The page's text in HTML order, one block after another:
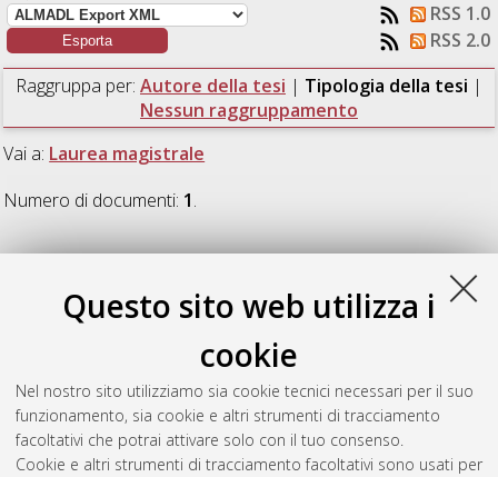
Questo sito web utilizza i
cookie
Nel nostro sito utilizziamo sia cookie tecnici necessari per il suo
funzionamento, sia cookie e altri strumenti di tracciamento
facoltativi che potrai attivare solo con il tuo consenso.
Cookie e altri strumenti di tracciamento facoltativi sono usati per
RSS 1.0
RSS 2.0
Raggruppa per: Autore della tesi | Tipologia della tesi |
Nessun raggruppamento
Vai a: Laurea magistrale
Numero di documenti: 1.
Laurea magistrale
Hassan Hosseini, Hourieh
connected smart cameras for intersection monitoring: concept
Studio inTelecommunications engineering / ingegneria delle
telecomunicazioni [LM - DM270], Documento full-text non
disponibile